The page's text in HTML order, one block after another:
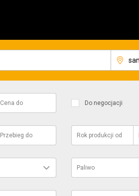
Cena do Do negocjacji
Przebieg do Rok produkcji od
Paliwo